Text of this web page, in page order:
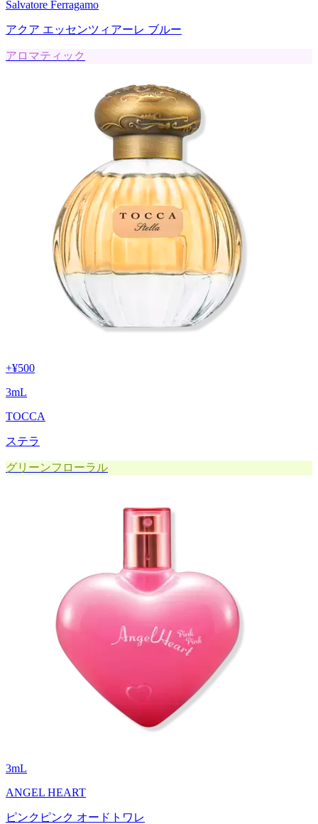
Salvatore Ferragamo
アクア エッセンツィアーレ ブルー
アロマティック
+¥500
3mL
TOCCA
ステラ
グリーンフローラル
3mL
ANGEL HEART
ピンクピンク オードトワレ